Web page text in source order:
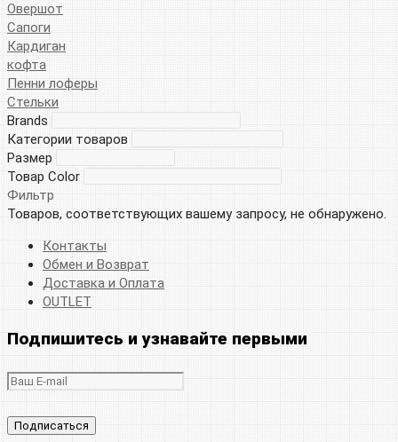
Овершот
Сапоги
Кардиган
кофта
Пенни лоферы
Стельки
Brands
Категории товаров
Размер
Товар Color
Фильтр
Товаров, соответствующих вашему запросу, не обнаружено.
Контакты
Обмен и Возврат
Доставка и Оплата
OUTLET
Подпишитесь и узнавайте первыми